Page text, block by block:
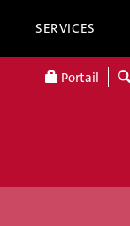
SERVICES
Portail